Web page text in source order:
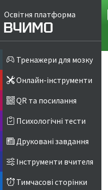
Освітня платформа
Тренажери для мозку
Онлайн-інструменти
QR та посилання
Психологічні тести
Друковані завдання
Інструменти вчителя
Тимчасові сторінки